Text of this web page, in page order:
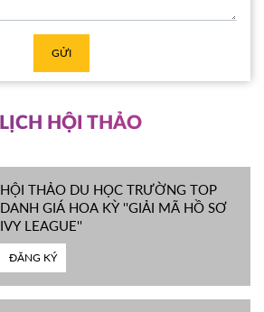
GỬI
LỊCH HỘI THẢO
HỘI THẢO DU HỌC TRƯỜNG TOP
DANH GIÁ HOA KỲ ''GIẢI MÃ HỒ SƠ
IVY LEAGUE''
ĐĂNG KÝ